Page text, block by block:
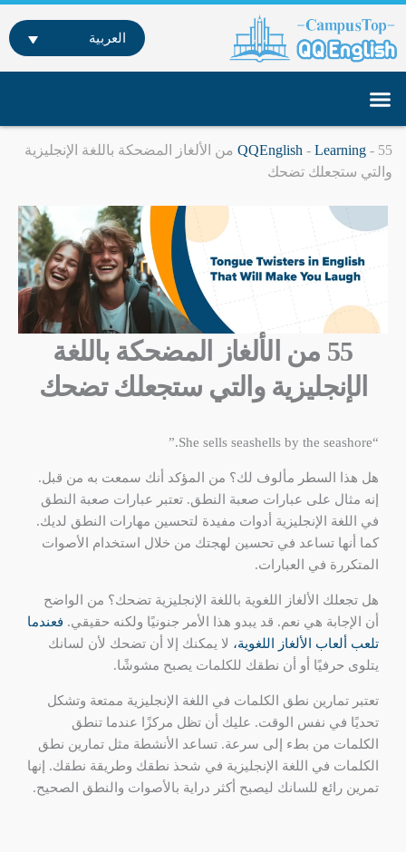
المحتوى
العربية
QQEnglish - Learning -
55 من الألغاز المضحكة باللغة الإنجليزية
والتي ستجعلك تضحك
55 من الألغاز المضحكة باللغة
الإنجليزية والتي ستجعلك تضحك
“She sells seashells by the seashore.”
هل هذا السطر مألوف لك؟ من المؤكد أنك سمعت به من قبل.
إنه مثال على عبارات صعبة النطق. تعتبر عبارات صعبة النطق
في اللغة الإنجليزية أدوات مفيدة لتحسين مهارات النطق لديك.
كما أنها تساعد في تحسين لهجتك من خلال استخدام الأصوات
المتكررة في العبارات.
هل تجعلك الألغاز اللغوية باللغة الإنجليزية تضحك؟ من الواضح
أن الإجابة هي نعم. قد يبدو هذا الأمر جنونيًا ولكنه حقيقي. فعندما
تلعب ألعاب الألغاز اللغوية، لا يمكنك إلا أن تضحك لأن لسانك
يتلوى حرفيًا أو أن نطقك للكلمات يصبح مشوشًا.
تعتبر تمارين نطق الكلمات في اللغة الإنجليزية ممتعة وتشكل
تحديًا في نفس الوقت. عليك أن تظل مركزًا عندما تنطق
الكلمات من بطء إلى سرعة. تساعد الأنشطة مثل تمارين نطق
الكلمات في اللغة الإنجليزية في شحذ نطقك وطريقة نطقك. إنها
تمرين رائع للسانك ليصبح أكثر دراية بالأصوات والنطق الصحيح.